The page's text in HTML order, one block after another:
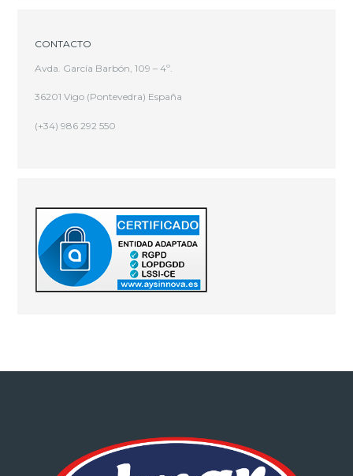
CONTACTO
Avda. García Barbón, 109 – 4º.
36201 Vigo (Pontevedra) España
(+34) 986 292 550